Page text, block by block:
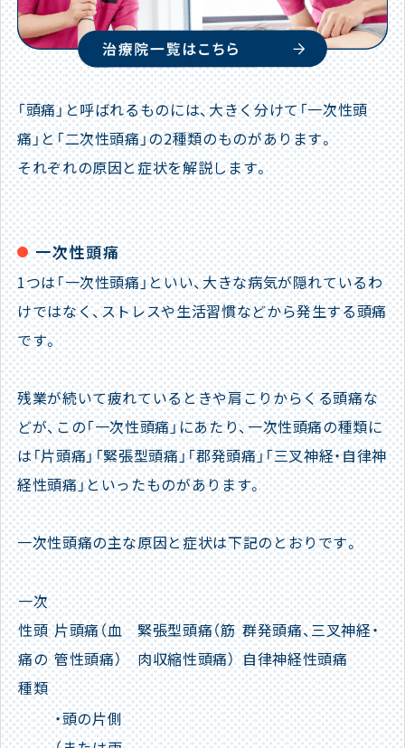
「頭痛」と呼ばれるものには、大きく分けて「一次性頭
痛」と「二次性頭痛」の2種類のものがあります。
それぞれの原因と症状を解説します。
一次性頭痛
1つは「一次性頭痛」といい、大きな病気が隠れているわ
けではなく、ストレスや生活習慣などから発生する頭痛
です。
残業が続いて疲れているときや肩こりからくる頭痛な
どが、この「一次性頭痛」にあたり、一次性頭痛の種類に
は「片頭痛」「緊張型頭痛」「郡発頭痛」「三叉神経・自律神
経性頭痛」といったものがあります。
一次性頭痛の主な原因と症状は下記のとおりです。
一次
性頭
痛の
種類
片頭痛（血
管性頭痛）
緊張型頭痛（筋
肉収縮性頭痛）
群発頭痛、三叉神経・
自律神経性頭痛
・頭の片側